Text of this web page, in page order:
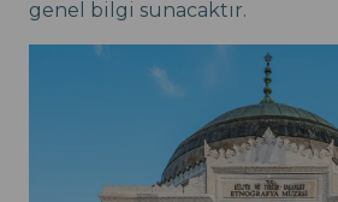
genel bilgi sunacaktır.